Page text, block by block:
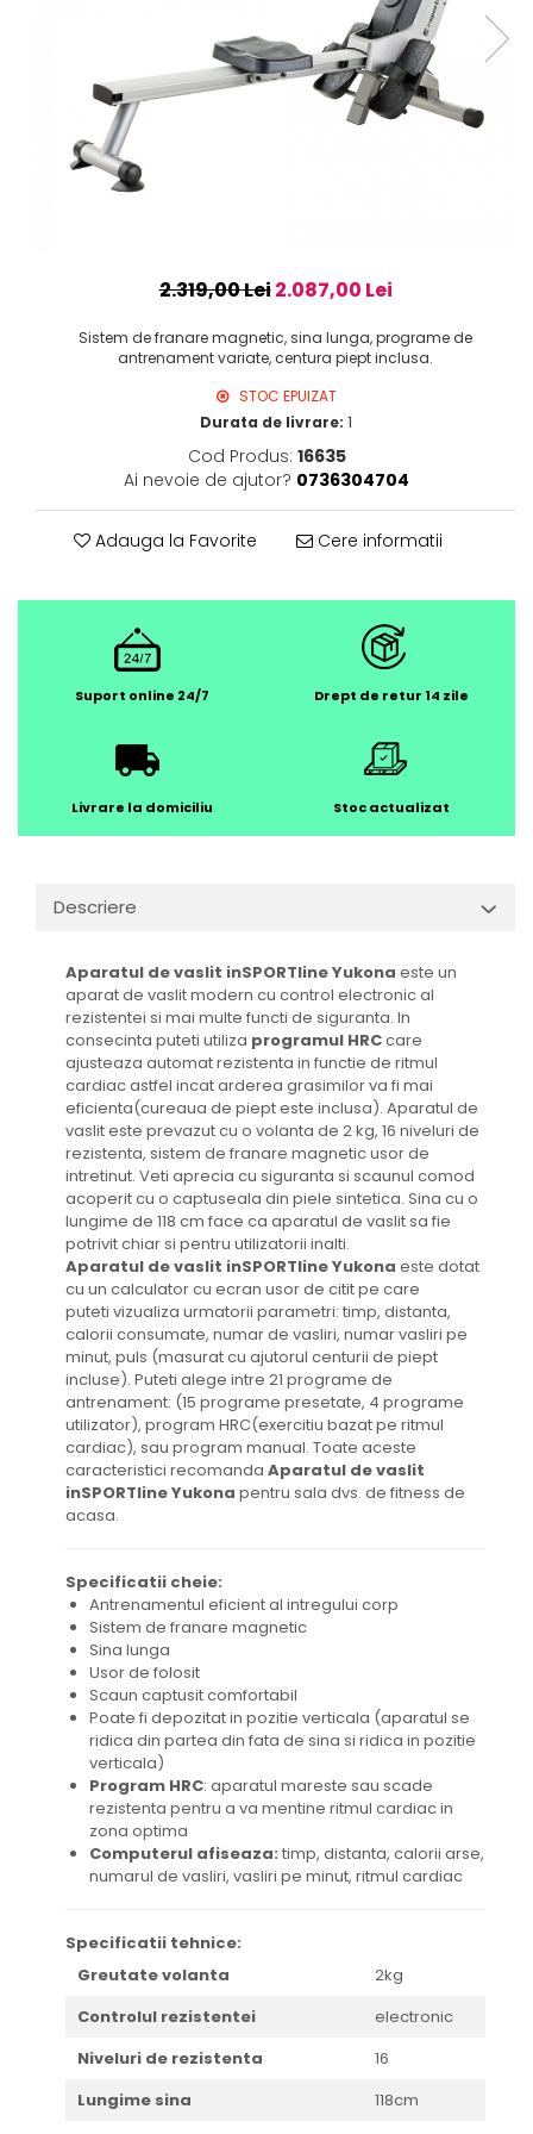
2.319,00 Lei2.087,00 Lei
Sistem de franare magnetic, sina lunga, programe de
antrenament variate, centura piept inclusa.
STOC EPUIZAT
Durata de livrare: 1
Cod Produs: 16635
Ai nevoie de ajutor? 0736304704
Adauga la Favorite Cere informatii
Suport online 24/7 Drept de retur 14 zile
Livrare la domiciliu Stoc actualizat
Descriere
Aparatul de vaslit inSPORTline Yukona este un
aparat de vaslit modern cu control electronic al
rezistentei si mai multe functi de siguranta. In
consecinta puteti utiliza programul HRCcare
ajusteaza automat rezistenta in functie de ritmul
cardiac astfel incat arderea grasimilor va fi mai
eficienta(cureaua de piept este inclusa). Aparatul de
vaslit este prevazut cu o volanta de 2 kg, 16 niveluri de
rezistenta, sistem de franare magnetic usor de
intretinut. Veti aprecia cu siguranta si scaunul comod
acoperit cu o captuseala din piele sintetica. Sina cu o
lungime de 118 cm face ca aparatul de vaslit sa fie
potrivit chiar si pentru utilizatorii inalti.
Aparatul de vaslit inSPORTline Yukona este dotat
cu un calculator cu ecran usor de citit pe care
puteti vizualiza urmatorii parametri: timp, distanta,
calorii consumate, numar de vasliri, numar vasliri pe
minut, puls (masurat cu ajutorul centurii de piept
incluse). Puteti alege intre 21 programe de
antrenament: (15 programe presetate, 4 programe
utilizator), program HRC(exercitiu bazat pe ritmul
cardiac), sau program manual. Toate aceste
caracteristici recomanda Aparatul de vaslit
inSPORTline Yukona pentru sala dvs. de fitness de
acasa.
Specificatii cheie:
Antrenamentul eficient al intregului corp
Sistem de franare magnetic
Sina lunga
Usor de folosit
Scaun captusit comfortabil
Poate fi depozitat in pozitie verticala (aparatul se
ridica din partea din fata de sina si ridica in pozitie
verticala)
Program HRC: aparatul mareste sau scade
rezistenta pentru a va mentine ritmul cardiac in
zona optima
Computerul afiseaza: timp, distanta, calorii arse,
numarul de vasliri, vasliri pe minut, ritmul cardiac
Specificatii tehnice:
Greutate volanta
2kg
Controlul rezistentei
electronic
Niveluri de rezistenta
16
Lungime sina
118cm